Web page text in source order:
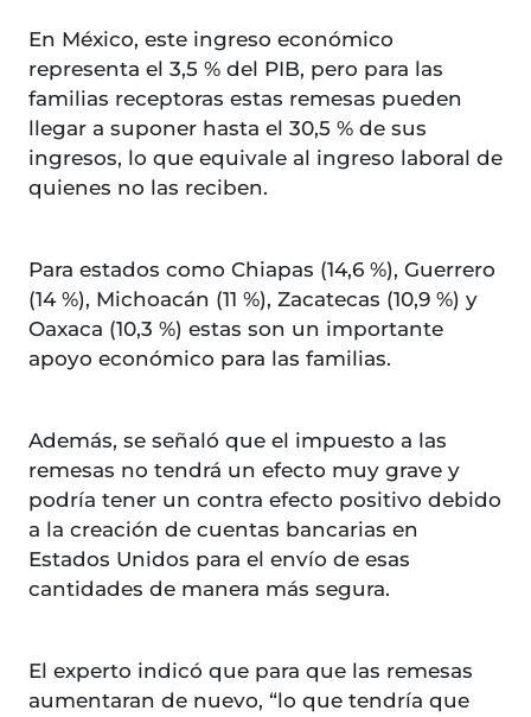
En México, este ingreso económico
representa el 3,5 % del PIB, pero para las
familias receptoras estas remesas pueden
llegar a suponer hasta el 30,5 % de sus
ingresos, lo que equivale al ingreso laboral de
quienes no las reciben.
Para estados como Chiapas (14,6 %), Guerrero
(14 %), Michoacán (11 %), Zacatecas (10,9 %) y
Oaxaca (10,3 %) estas son un importante
apoyo económico para las familias.
Además, se señaló que el impuesto a las
remesas no tendrá un efecto muy grave y
podría tener un contra efecto positivo debido
a la creación de cuentas bancarias en
Estados Unidos para el envío de esas
cantidades de manera más segura.
El experto indicó que para que las remesas
aumentaran de nuevo, “lo que tendría que